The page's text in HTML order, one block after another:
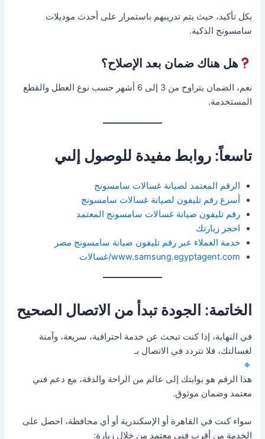
بكل تأكيد، حيث يتم تدريبهم باستمرار على أحدث موديلات
سامسونج الذكية.
هل هناك ضمان بعد الإصلاح؟
نعم، الضمان يتراوح من 3 إلى 6 أشهر حسب نوع العطل والقطع
المستخدمة.
تاسعاً: روابط مفيدة للوصول إلىي
الرقم المعتمد لصيانة غسالات سامسونج
أسرع رقم تليفون لصيانة غسالات سامسونج
رقم تليفون صيانة غسالات سامسونج المعتمد
احجز زيارتك
خدمة العملاء عبر رقم تليفون صيانة سامسونج مصر
www.samsung.egyptagent.com/غسالات
الخاتمة: الجودة تبدأ من الاتصال الصحيح
في النهاية، إذا كنت تبحث عن خدمة احترافية، سريعة، وآمنة
لغسالتك، فلا تتردد في الاتصال بـ
هذا الرقم هو بوابتك إلى عالم من الراحة والدقة، مع دعم فني
معتمد وضمان موثوق.
سواء كنت في القاهرة أو الإسكندرية أو أي محافظة، احصل على
الخدمة من أقرب فني معتمد من خلال زيارة: